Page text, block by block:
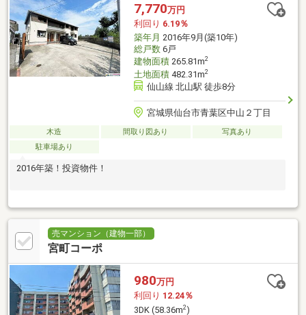
7,770万円
利回り 6.19％
築年月 2016年9月(築10年)
総戸数6戸
建物面積265.81m2
土地面積482.31m2
仙山線 北山駅 徒歩8分
宮城県仙台市青葉区中山２丁目
木造 間取り図あり
写真あり
駐車場あり
2016年築！投資物件！
売マンション（建物一部）
宮町コーポ
980万円
利回り 12.24％
3DK (58.36m2)